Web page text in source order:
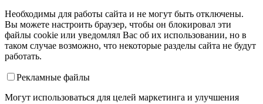
Необходимы для работы сайта и не могут быть отключены.
Вы можете настроить браузер, чтобы он блокировал эти
файлы cookie или уведомлял Вас об их использовании, но в
таком случае возможно, что некоторые разделы сайта не будут
работать.
Рекламные файлы
Могут использоваться для целей маркетинга и улучшения